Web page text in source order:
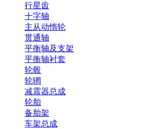
行星齿
十字轴
主从动惰轮
贯通轴
平衡轴及支架
平衡轴衬套
轮毂
轮辋
减震器总成
轮胎
备胎架
车架总成